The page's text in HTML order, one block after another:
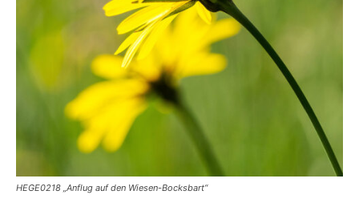
HEGE0218 „Anflug auf den Wiesen-Bocksbart“